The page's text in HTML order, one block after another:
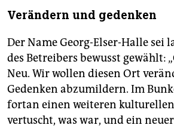
Verändern und gedenken
Der Name Georg-Elser-Halle
des Betreibers bewusst gewählt:
Neu. Wir wollen diesen Ort
Gedenken abzumildern. Im
fortan einen weiteren
vertuscht, was war, und ein